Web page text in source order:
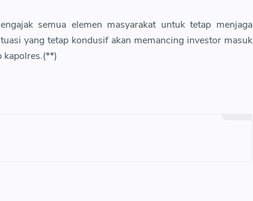
semua elemen masyarakat untuk tetap menjaga
yang tetap kondusif akan memancing investor masuk
kapolres.(**)